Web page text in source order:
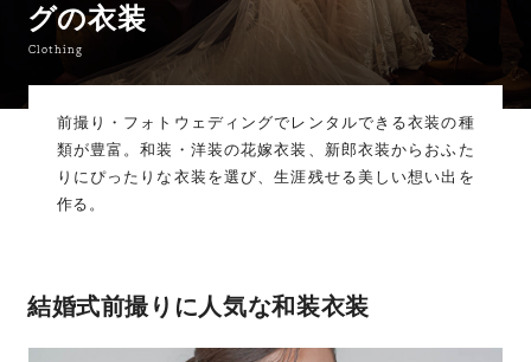
グの衣装
Clothing
前撮り・フォトウェディングでレンタルできる衣装の種
類が豊富。和装・洋装の花嫁衣装、新郎衣装からおふた
りにぴったりな衣装を選び、生涯残せる美しい想い出を
作る。
結婚式前撮りに人気な和装衣装